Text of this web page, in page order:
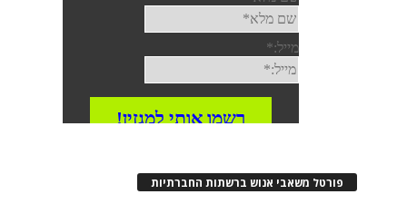
פורטל משאבי אנוש ברשתות החברתיות